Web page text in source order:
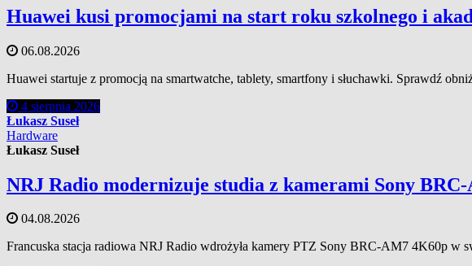
Huawei kusi promocjami na start roku szkolnego i
06.08.2026
Huawei startuje z promocją na smartwatche, tablety, smartfony i słuchawki. Sprawdź
4 sierpnia 2026
Łukasz Suseł
Hardware
Łukasz Suseł
NRJ Radio modernizuje studia z kamerami Sony
04.08.2026
Francuska stacja radiowa NRJ Radio wdrożyła kamery PTZ Sony BRC-AM7 4K60p w